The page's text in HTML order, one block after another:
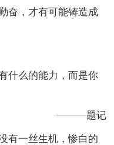
，才有可能铸造成
么的能力，而是你
———题记
一丝生机，惨白的